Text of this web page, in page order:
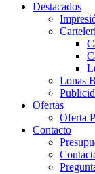
Destacados
Lonas
Ofertas
Oferta
Contacto